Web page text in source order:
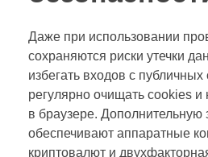
Даже при использовании
сохраняются риски утечки
избегать входов с публичных
регулярно очищать cookies и
в браузере. Дополнительную
обеспечивают аппаратные
криптовалют и